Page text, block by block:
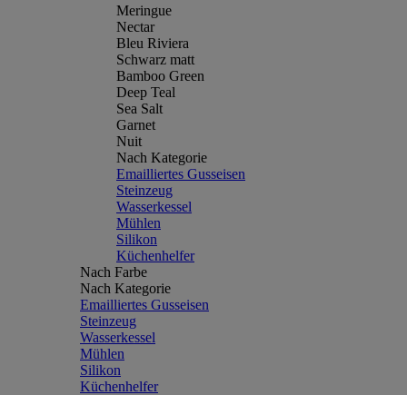
Meringue
Nectar
Bleu Riviera
Schwarz matt
Bamboo Green
Deep Teal
Sea Salt
Garnet
Nuit
Nach Kategorie
Emailliertes Gusseisen
Steinzeug
Wasserkessel
Mühlen
Silikon
Küchenhelfer
Nach Farbe
Nach Kategorie
Emailliertes Gusseisen
Steinzeug
Wasserkessel
Mühlen
Silikon
Küchenhelfer